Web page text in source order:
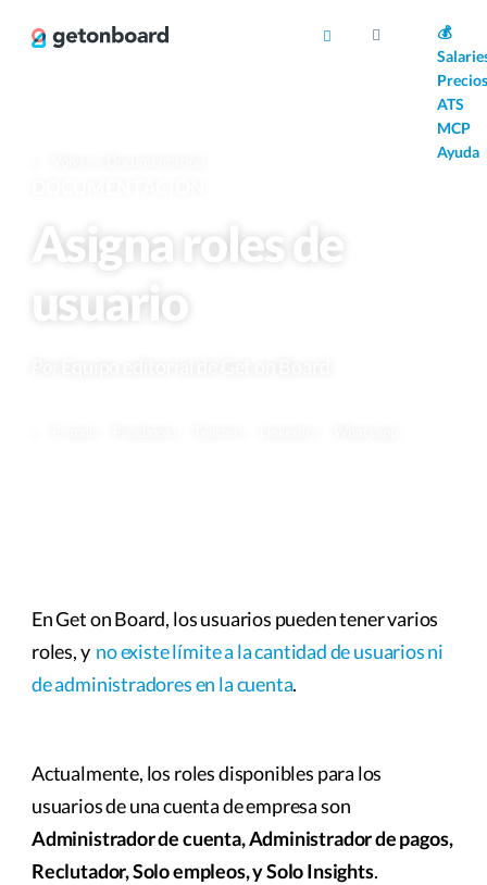
💰
Precios
ATS
MCP
Ayuda
Asigna roles de
usuario
En Get on Board, los usuarios pueden tener varios
roles, y no existe límite a la cantidad de usuarios ni
de administradores en la cuenta.
Actualmente, los roles disponibles para los
usuarios de una cuenta de empresa son
Administrador de cuenta, Administrador de pagos,
Reclutador, Solo empleos, y Solo Insights.